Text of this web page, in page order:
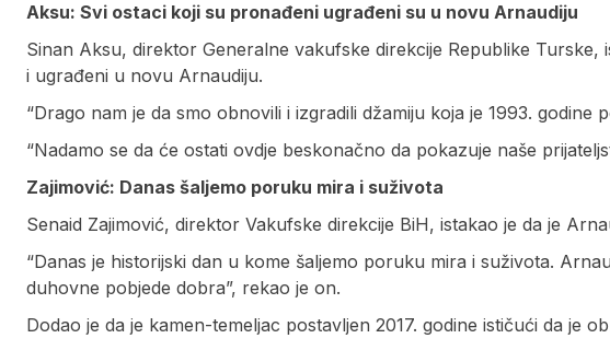
Aksu: Svi ostaci koji su pronađeni ugrađeni su u novu Arnaudiju
Sinan Aksu, direktor Generalne vakufske direkcije Republike Turske,
i ugrađeni u novu Arnaudiju.
“Drago nam je da smo obnovili i izgradili džamiju koja je 1993. godine
“Nadamo se da će ostati ovdje beskonačno da pokazuje naše
Zajimović: Danas šaljemo poruku mira i suživota
Senaid Zajimović, direktor Vakufske direkcije BiH, istakao je da je
“Danas je historijski dan u kome šaljemo poruku mira i suživota.
duhovne pobjede dobra”, rekao je on.
Dodao je da je kamen-temeljac postavljen 2017. godine ističući da je